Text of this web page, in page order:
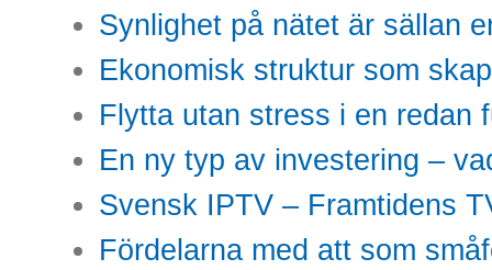
Synlighet på nätet är sällan
Ekonomisk struktur som
Flytta utan stress i en redan
En ny typ av investering –
Svensk IPTV – Framtidens
Fördelarna med att som